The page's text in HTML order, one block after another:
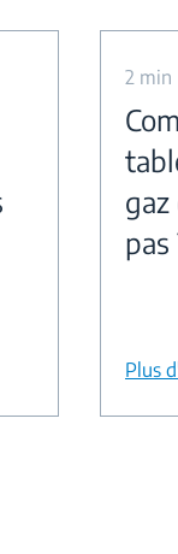
2 min
pas
Plus